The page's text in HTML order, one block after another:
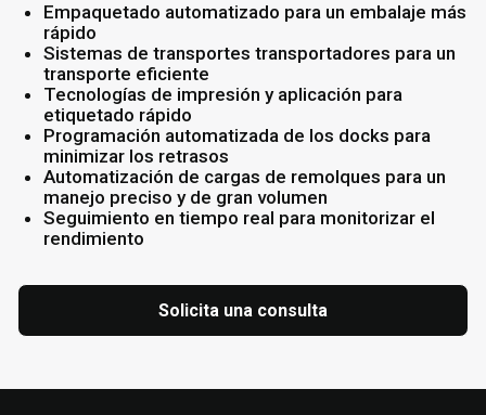
Empaquetado automatizado para un embalaje más
rápido
Sistemas de transportes transportadores para un
transporte eficiente
Tecnologías de impresión y aplicación para
etiquetado rápido
Programación automatizada de los docks para
minimizar los retrasos
Automatización de cargas de remolques para un
manejo preciso y de gran volumen
Seguimiento en tiempo real para monitorizar el
rendimiento
Solicita una consulta